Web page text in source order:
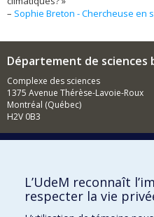
– Sophie Breton - Chercheuse en
Département de sciences
Complexe des sciences
1375 Avenue Thérèse-Lavoie-Roux
Montréal (Québec)
H2V 0B3
514-343-6111 poste 14745
Nouvelles
Activités
L’UdeM reconnaît
respecter la vie